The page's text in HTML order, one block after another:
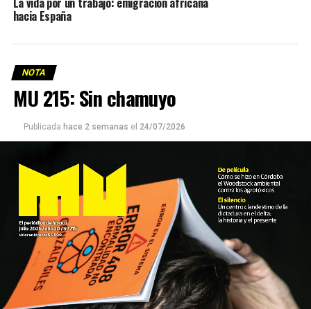
hacia España
NOTA
MU 215: Sin chamuyo
Publicada hace 2 semanas el 24/07/2026